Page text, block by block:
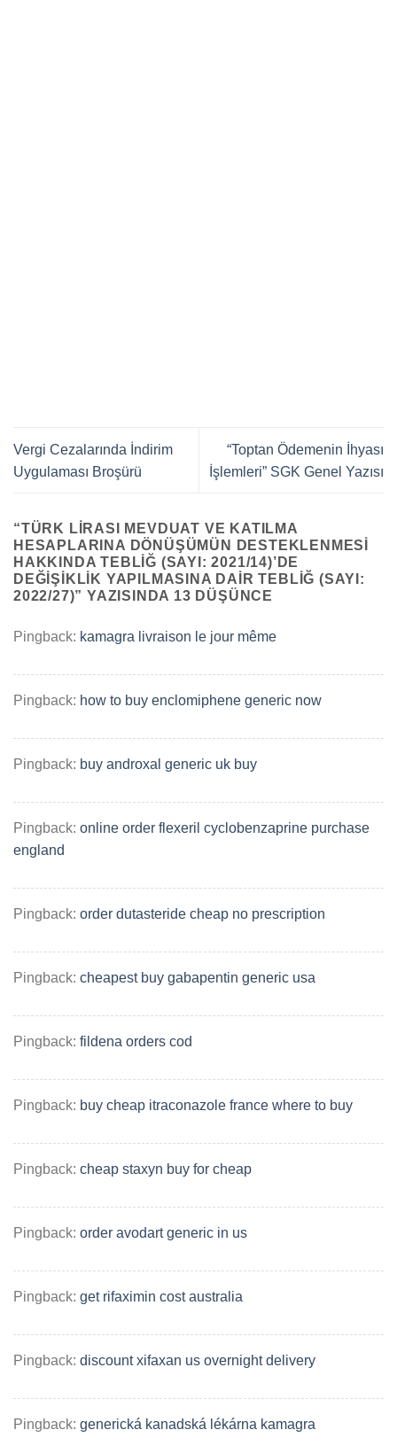
Vergi Cezalarında İndirim
Uygulaması Broşürü
“Toptan Ödemenin İhyası
İşlemleri” SGK Genel Yazısı
“TÜRK LIRASI MEVDUAT VE KATILMA
HESAPLARINA DÖNÜŞÜMÜN DESTEKLENMESI
HAKKINDA TEBLIĞ (SAYI: 2021/14)’DE
DEĞIŞIKLIK YAPILMASINA DAIR TEBLIĞ (SAYI:
2022/27)” YAZISINDA 13 DÜŞÜNCE
Pingback: kamagra livraison le jour même
Pingback: how to buy enclomiphene generic now
Pingback: buy androxal generic uk buy
Pingback: online order flexeril cyclobenzaprine purchase
england
Pingback: order dutasteride cheap no prescription
Pingback: cheapest buy gabapentin generic usa
Pingback: fildena orders cod
Pingback: buy cheap itraconazole france where to buy
Pingback: cheap staxyn buy for cheap
Pingback: order avodart generic in us
Pingback: get rifaximin cost australia
Pingback: discount xifaxan us overnight delivery
Pingback: generická kanadská lékárna kamagra